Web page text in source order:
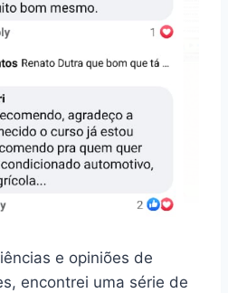
e opiniões de
encontrei uma série de